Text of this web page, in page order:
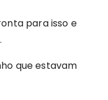
para isso e
que estavam